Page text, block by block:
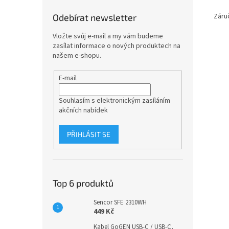
Odebírat newsletter
Vložte svůj e-mail a my vám budeme
zasílat informace o nových produktech na
našem e-shopu.
E-mail
Souhlasím s elektronickým zasíláním
akčních nabídek
PŘIHLÁSIT SE
Top 6 produktů
Sencor SFE 2310WH
449 Kč
Kabel GoGEN USB-C / USB-C,